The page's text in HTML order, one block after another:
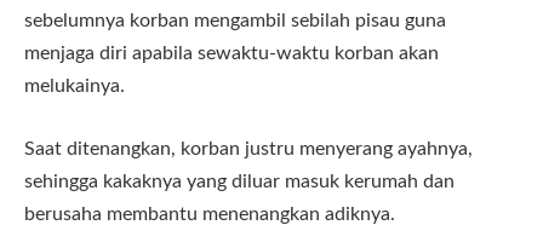
sebelumnya korban mengambil sebilah pisau guna
menjaga diri apabila sewaktu-waktu korban akan
melukainya.
Saat ditenangkan, korban justru menyerang ayahnya,
sehingga kakaknya yang diluar masuk kerumah dan
berusaha membantu menenangkan adiknya.